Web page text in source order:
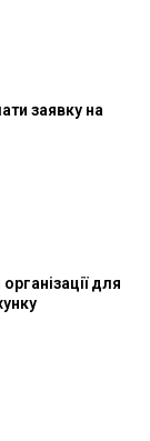
заявку на
для